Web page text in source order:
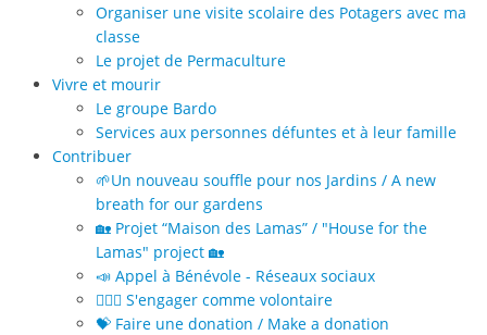
Organiser une visite scolaire des Potagers avec ma
classe
Le projet de Permaculture
Vivre et mourir
Le groupe Bardo
Services aux personnes défuntes et à leur famille
Contribuer
🌱Un nouveau souffle pour nos Jardins / A new
breath for our gardens
🏡 Projet “Maison des Lamas” / "House for the
Lamas" project 🏡
📣 Appel à Bénévole - Réseaux sociaux
🙋🏻‍♀️ S'engager comme volontaire
💝 Faire une donation / Make a donation